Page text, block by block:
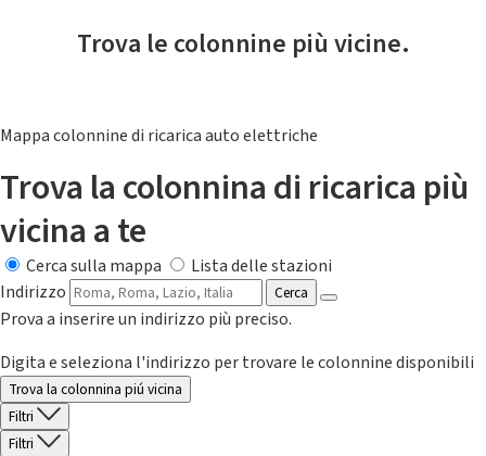
Trova le colonnine più vicine.
Mappa colonnine di ricarica auto elettriche
Trova la colonnina di ricarica più
vicina a te
Cerca sulla mappa
Lista delle stazioni
Indirizzo
Cerca
Prova a inserire un indirizzo più preciso.
Digita e seleziona l'indirizzo per trovare le colonnine disponibili
Trova la colonnina piú vicina
Filtri
Filtri